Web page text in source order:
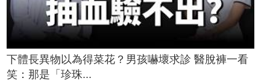
下體長異物以為得菜花？男孩嚇壞求診 醫脫褲一看
笑：那是「珍珠...